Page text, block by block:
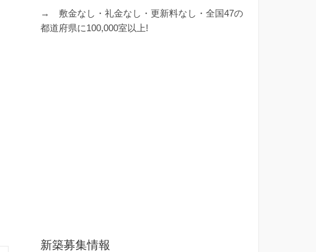
→ 敷金なし・礼金なし・更新料なし・全国47の
都道府県に100,000室以上!
新築募集情報